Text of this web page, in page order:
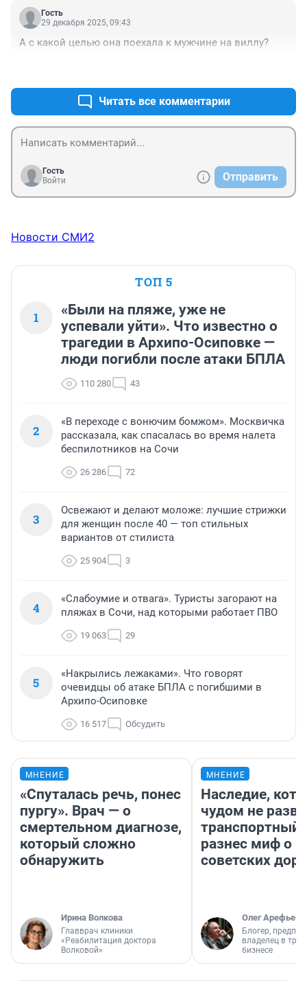
Гость
29 декабря 2025, 09:43
А с какой целью она поехала к мужчине на виллу?
Читать все комментарии
Гость
Войти
Отправить
Новости СМИ2
ТОП 5
1
«Были на пляже, уже не
успевали уйти». Что известно о
трагедии в Архипо-Осиповке —
люди погибли после атаки БПЛА
110 280 43
2
«В переходе с вонючим бомжом». Москвичка
рассказала, как спасалась во время налета
беспилотников на Сочи
26 286 72
3
Освежают и делают моложе: лучшие стрижки
для женщин после 40 — топ стильных
вариантов от стилиста
25 904 3
4
«Слабоумие и отвага». Туристы загорают на
пляжах в Сочи, над которыми работает ПВО
19 063 29
5
«Накрылись лежаками». Что говорят
очевидцы об атаке БПЛА с погибшими в
Архипо-Осиповке
16 517 Обсудить
МНЕНИЕ
«Спуталась речь, понес
пургу». Врач — о
смертельном диагнозе,
который сложно
обнаружить
Ирина Волкова
Главврач клиники
«Реабилитация доктора
Волковой»
МНЕНИЕ
Наследие,
чудом не
транспортный
разнес миф о
советских
Олег Арефьев
Блогер,
владелец в
бизнесе